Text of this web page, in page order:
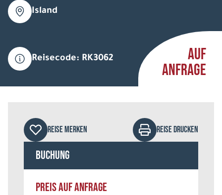
Island
Reisecode: RK3062
AUF
ANFRAGE
REISE MERKEN REISE DRUCKEN
Buchung
PREIS AUF ANFRAGE